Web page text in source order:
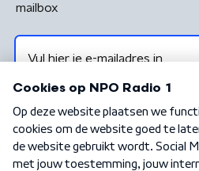
mailbox
Algemene voorwaarden